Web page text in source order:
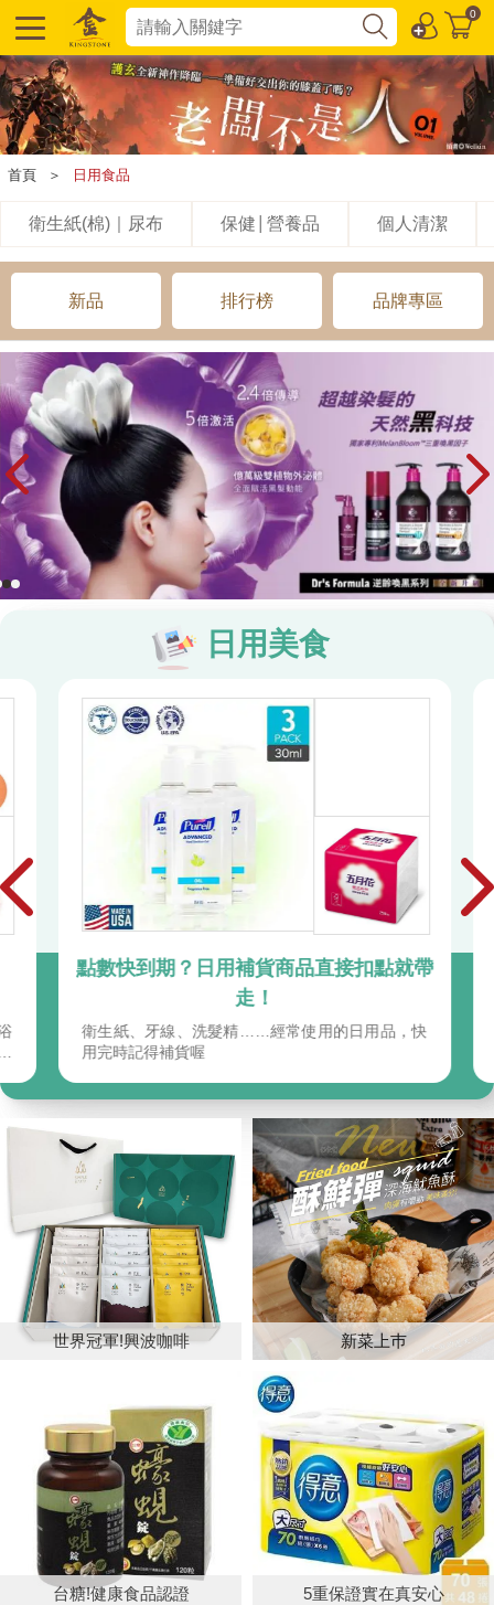
0
首頁 ＞ 日用食品
衛生紙(棉)｜尿布 保健│營養品 個人清潔
新品 排行榜 品牌專區
日用美食
點數快到期？日用補貨商品直接扣點就帶
走！
衛生紙、牙線、洗髮精……經常使用的日用品，快
用完時記得補貨喔
世界冠軍!興波咖啡 新菜上巿
台糖!健康食品認證 5重保證實在真安心